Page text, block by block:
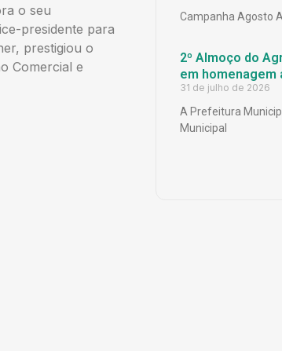
o seu
presidente para
prestigiou o
Comercial e
Campanha Agosto
2º Almoço do
em homenagem
31 de julho de 2026
A Prefeitura
Municipal